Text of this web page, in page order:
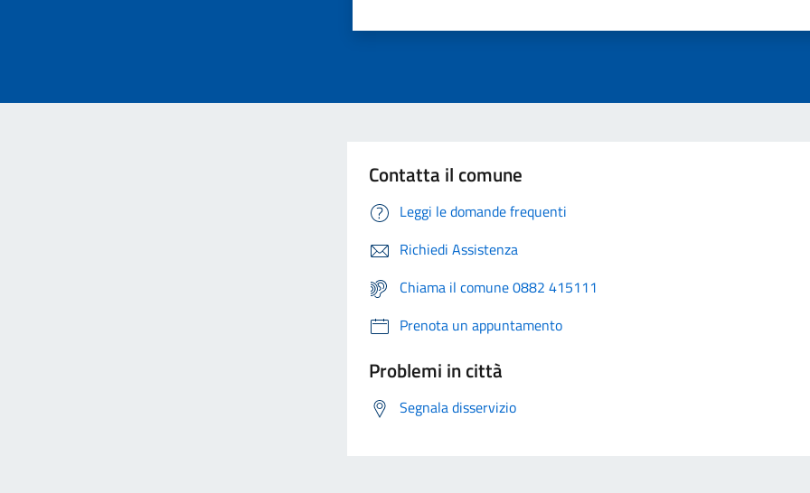
Contatta il comune
Leggi le domande frequenti
Richiedi Assistenza
Chiama il comune 0882 415111
Prenota un appuntamento
Problemi in città
Segnala disservizio